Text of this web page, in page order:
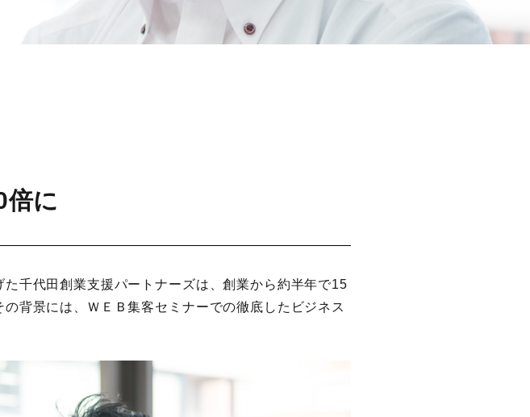
倍に
千代田創業支援パートナーズは、創業から約半年で15
背景には、ＷＥＢ集客セミナーでの徹底したビジネス